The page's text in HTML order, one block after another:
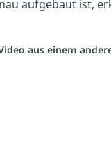
aufgebaut ist,
aus einem